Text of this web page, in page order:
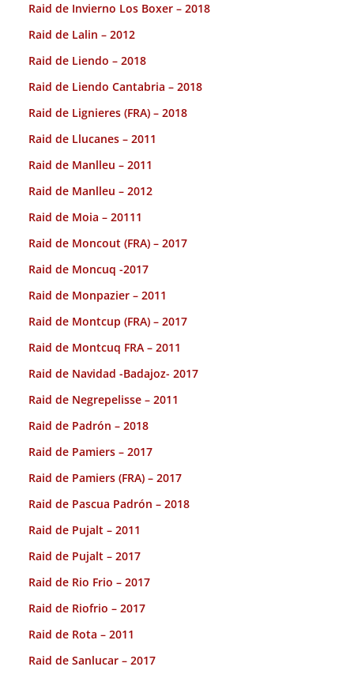
Raid de Invierno Los Boxer – 2018
Raid de Lalin – 2012
Raid de Liendo – 2018
Raid de Liendo Cantabria – 2018
Raid de Lignieres (FRA) – 2018
Raid de Llucanes – 2011
Raid de Manlleu – 2011
Raid de Manlleu – 2012
Raid de Moia – 20111
Raid de Moncout (FRA) – 2017
Raid de Moncuq -2017
Raid de Monpazier – 2011
Raid de Montcup (FRA) – 2017
Raid de Montcuq FRA – 2011
Raid de Navidad -Badajoz- 2017
Raid de Negrepelisse – 2011
Raid de Padrón – 2018
Raid de Pamiers – 2017
Raid de Pamiers (FRA) – 2017
Raid de Pascua Padrón – 2018
Raid de Pujalt – 2011
Raid de Pujalt – 2017
Raid de Rio Frio – 2017
Raid de Riofrio – 2017
Raid de Rota – 2011
Raid de Sanlucar – 2017